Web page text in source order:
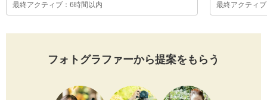
最終アクティブ：6時間以内 最終アクティ
フォトグラファーから提案をもらう